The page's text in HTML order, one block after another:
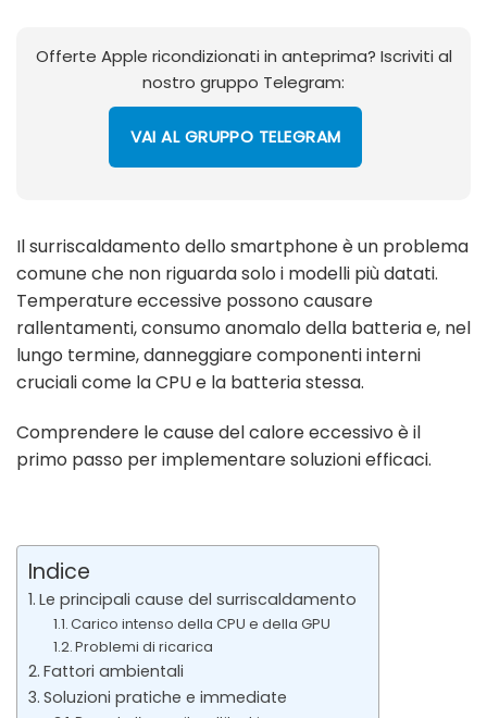
Offerte Apple ricondizionati in anteprima? Iscriviti al
nostro gruppo Telegram:
VAI AL GRUPPO TELEGRAM
Il surriscaldamento dello smartphone è un problema
comune che non riguarda solo i modelli più datati.
Temperature eccessive possono causare
rallentamenti, consumo anomalo della batteria e, nel
lungo termine, danneggiare componenti interni
cruciali come la CPU e la batteria stessa.
Comprendere le cause del calore eccessivo è il
primo passo per implementare soluzioni efficaci.
Indice
Le principali cause del surriscaldamento
Carico intenso della CPU e della GPU
Problemi di ricarica
Fattori ambientali
Soluzioni pratiche e immediate